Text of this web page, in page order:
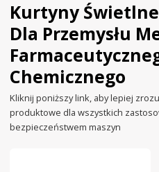
Kurtyny
Dla Przemysłu
Chemicznego
Kliknij poniższy link, aby lepiej
produktowe dla wszystkich
bezpieczeństwem maszyn